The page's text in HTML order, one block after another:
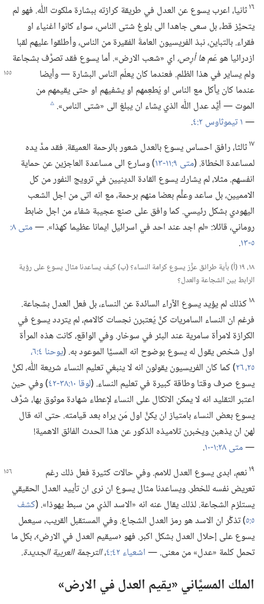
١٦ثانيا،‏ اعرب يسوع عن العدل في طريقة كرازته ببشارة ملكوت اللّٰه.‏ فهو لم
يتحيَّز قط،‏ بل سعى جاهدا الى بلوغ شتى الناس،‏ سواء كانوا اغنياء او
فقراء.‏ بالتباين،‏ نبذ الفريسيون العامةَ الفقيرة من الناس،‏ وأطلقوا عليهم لقبا
ازدرائيا هوعَم ها أرِص،‏اي «شعب الارض».‏ أما يسوع فقد تصرَّف بشجاعة
ولم يساير في هذا الظلم.‏ فعندما كانيعلّم الناس البشارة —‏ وأيضا
عندما كان يأكل مع الناس او يُطعِمهم او يشفيهم او حتى يقيمهم من
الموت —‏ أيَّد عدل اللّٰه الذي يشاء ان يبلغ الى «شتى الناس».‏ c
—‏١ تيموثاوس ٢:‏٤ ‏.‏
١٧ثالثا،‏ رافق احساس يسوع بالعدل شعور بالرحمة العميقة.‏ فقد مدَّ يده
لمساعدة الخطاة.‏ (‏متى ٩:‏​١١-‏١٣
‏)‏ وسارع الى مساعدة العاجزين عن حماية
انفسهم.‏ مثلا،‏ لم يشارك يسوع القادة الدينيين في ترويج النفور من كل
الامميين،‏ بل ساعد وعلَّم بعضا منهم برحمة،‏ مع انه اتى من اجل الشعب
اليهودي بشكل رئيسي.‏ كما وافق على صنع عجيبة شفاء من اجل ضابط
روماني،‏ قائلا:‏ «لم اجد عند احد في اسرائيل ايمانا عظيما كهذا».‏ —‏
٥-‏١٣
‏.‏
١٨،‏ ١٩ (‏أ)‏ بأية طرائق عزَّز يسوع كرامة النساء؟‏ (‏ب)‏ كيف يساعدنا مثال يسوع على رؤية
الرابط بين الشجاعة والعدل؟‏
١٨كذلك لم يؤيد يسوع الآراء السائدة عن النساء،‏ بل فعل العدل بشجاعة.‏
فرغم ان النساء السامريات كنَّ يُعتبرن نجسات كالامم،‏ لم يتردد يسوع في
الكرازة لامرأة سامرية عند البئر في سوخار.‏ وفي الواقع،‏ كانت هذه المرأة
اول شخص يقول له يسوع بوضوح انه المسيَّا الموعود به.‏ (‏يوحنا ٤:‏​٦،‏
٢٥،‏ ٢٦
‏)‏ كما كان الفريسيون يقولون انه لا ينبغي تعليم النساء شريعة اللّٰه،‏ لكنَّ
يسوع صرف وقتا وطاقة كبيرة في تعليم النساء.‏ (‏لوقا ١٠:‏​٣٨-‏٤٢
‏)‏ وفي حين
اعتبر التقليد انه لا يمكن الاتكال على النساء لإعطاء شهادة موثوق بها،‏ شرَّف
يسوع بعض النساء بامتياز ان يكنَّ اول مَن يراه بعد قيامته.‏ حتى انه قال
لهن ان يذهبن ويخبرن تلاميذه الذكور عن هذا الحدث الفائق الاهمية!‏
—‏متى ٢٨:‏​١-‏١٠ ‏.‏
١٩نعم،‏ ابدى يسوع العدل للامم.‏ وفي حالات كثيرة فعل ذلك رغم
تعريض نفسه للخطر.‏ ويساعدنا مثال يسوع ان نرى ان تأييد العدل الحقيقي
يستلزم الشجاعة.‏ لذلك يقال عنه انه «الاسد الذي من سبط يهوذا».‏ (‏كشف
٥:‏٥ ‏)‏ تذكَّر ان الاسد هو رمز العدل الشجاع.‏ وفي المستقبل القريب،‏ سيعمل
يسوع على إحلال العدل بشكل اكبر.‏ فهو ‹سيقيم العدل في الارض›،‏ بكل ما
تحمل كلمة «عدل» من معنى.‏ —‏اشعياء ٤٢:‏٤ ‏،‏الترجمة العربية الجديدة.‏
الملك المسيَّاني «يقيم العدل في الارض»‏